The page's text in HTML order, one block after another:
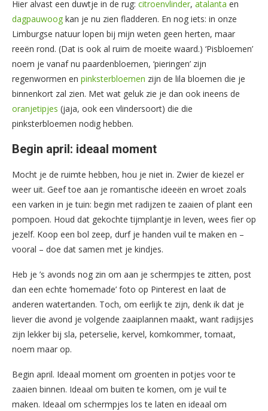
Hier alvast een duwtje in de rug: citroenvlinder, atalanta en
dagpauwoog kan je nu zien fladderen. En nog iets: in onze
Limburgse natuur lopen bij mijn weten geen herten, maar
reeën rond. (Dat is ook al ruim de moeite waard.) ‘Pisbloemen’
noem je vanaf nu paardenbloemen, ‘pieringen’ zijn
regenwormen en pinksterbloemen zijn de lila bloemen die je
binnenkort zal zien. Met wat geluk zie je dan ook ineens de
oranjetipjes (jaja, ook een vlindersoort) die die
pinksterbloemen nodig hebben.
Begin april: ideaal moment
Mocht je de ruimte hebben, hou je niet in. Zwier de kiezel er
weer uit. Geef toe aan je romantische ideeën en wroet zoals
een varken in je tuin: begin met radijzen te zaaien of plant een
pompoen. Houd dat gekochte tijmplantje in leven, wees fier op
jezelf. Koop een bol zeep, durf je handen vuil te maken en –
vooral – doe dat samen met je kindjes.
Heb je ’s avonds nog zin om aan je schermpjes te zitten, post
dan een echte ‘homemade’ foto op Pinterest en laat de
anderen watertanden. Toch, om eerlijk te zijn, denk ik dat je
liever die avond je volgende zaaiplannen maakt, want radijsjes
zijn lekker bij sla, peterselie, kervel, komkommer, tomaat,
noem maar op.
Begin april. Ideaal moment om groenten in potjes voor te
zaaien binnen. Ideaal om buiten te komen, om je vuil te
maken. Ideaal om schermpjes los te laten en ideaal om